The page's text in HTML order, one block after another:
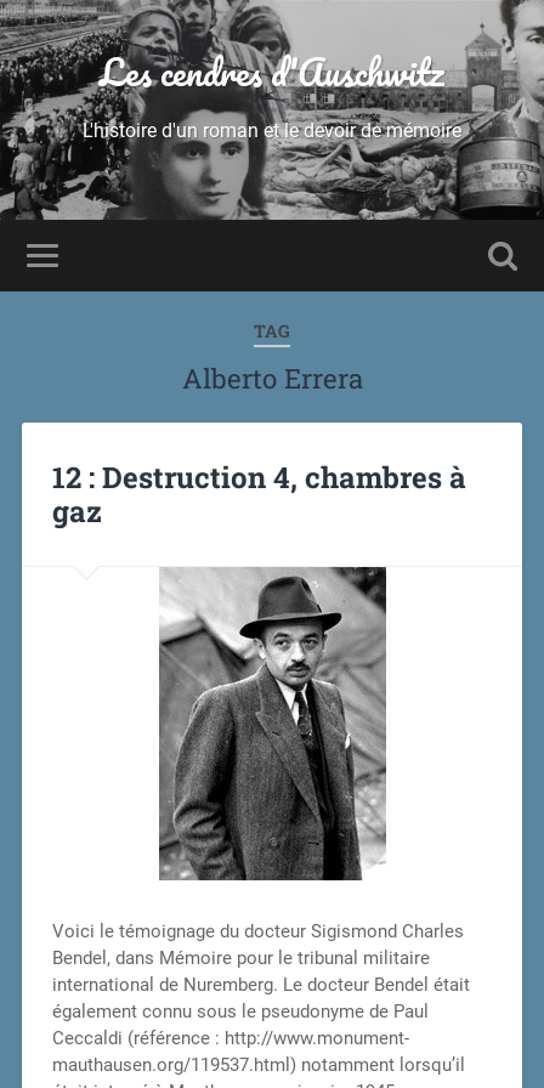
Les cendres d'Auschwitz
L'histoire d'un roman et le devoir de mémoire
TAG
Alberto Errera
12 : Destruction 4, chambres à
gaz
Voici le témoignage du docteur Sigismond Charles
Bendel, dans Mémoire pour le tribunal militaire
international de Nuremberg. Le docteur Bendel était
également connu sous le pseudonyme de Paul
Ceccaldi (référence : http://www.monument-
mauthausen.org/119537.html) notamment lorsqu’il